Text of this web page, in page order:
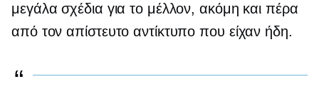
μεγάλα σχέδια για το μέλλον, ακόμη και πέρα ​​
από τον απίστευτο αντίκτυπο που είχαν ήδη.